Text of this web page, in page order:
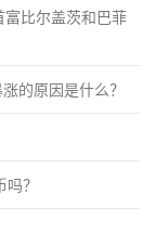
比尔盖茨和巴菲
的原因是什么？
？